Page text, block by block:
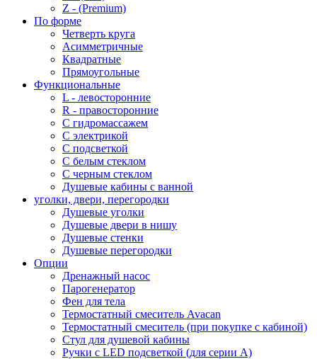
Z - (Premium)
По форме
Четверть круга
Асимметричные
Квадратные
Прямоугольные
Функциональные
L - левосторонние
R - правосторонние
С гидромассажем
С электрикой
С подсветкой
С белым стеклом
С черным стеклом
Душевые кабины с ванной
уголки, двери, перегородки
Душевые уголки
Душевые двери в нишу
Душевые стенки
Душевые перегородки
Опции
Дренажный насос
Парогенератор
Фен для тела
Термостатный смеситель Avacan
Термостатный смеситель (при покупке с кабиной)
Стул для душевой кабины
Ручки с LED подсветкой (для серии A)